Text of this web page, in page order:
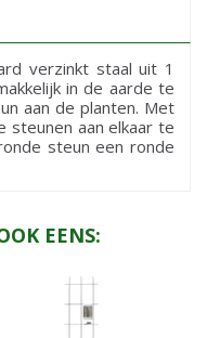
verzinkt staal uit 1
in de aarde te
aan de planten. Met
steunen aan elkaar te
steun een ronde
EENS: